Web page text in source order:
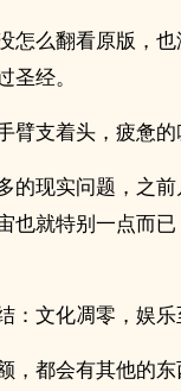
怎么翻看原版，
经。
支着头，疲惫的
的现实问题，之
也就特别一点而
文化凋零，娱乐
，都会有其他的